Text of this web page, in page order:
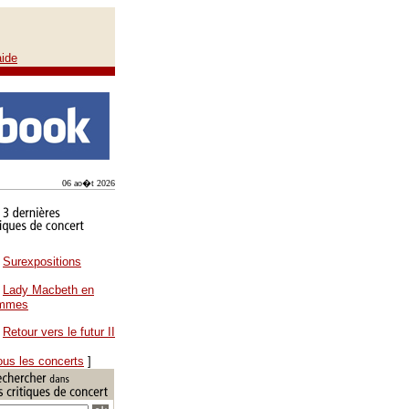
06 ao�t 2026
Surexpositions
Lady Macbeth en
Retour vers le futur II
les concerts ]